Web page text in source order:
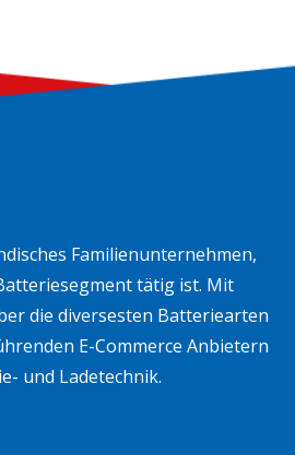
Familienunternehmen,
tätig ist. Mit
die diversesten Batteriearten
E-Commerce Anbietern
und Ladetechnik.